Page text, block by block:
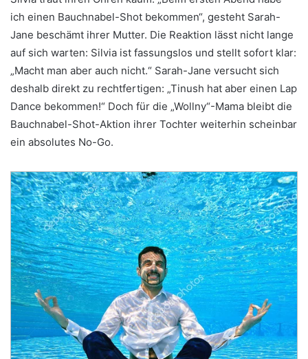
ich einen Bauchnabel-Shot bekommen“, gesteht Sarah-
Jane beschämt ihrer Mutter. Die Reaktion lässt nicht lange
auf sich warten: Silvia ist fassungslos und stellt sofort klar:
„Macht man aber auch nicht.“ Sarah-Jane versucht sich
deshalb direkt zu rechtfertigen: „Tinush hat aber einen Lap
Dance bekommen!“ Doch für die „Wollny“-Mama bleibt die
Bauchnabel-Shot-Aktion ihrer Tochter weiterhin scheinbar
ein absolutes No-Go.